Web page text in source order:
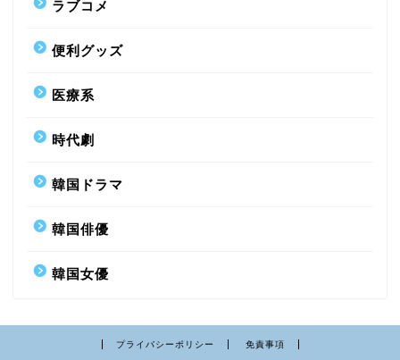
ラブコメ
便利グッズ
医療系
時代劇
韓国ドラマ
韓国俳優
韓国女優
プライバシーポリシー 免責事項